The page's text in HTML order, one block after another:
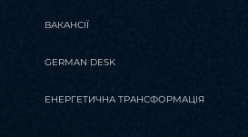
ВАКАНСІЇ
GERMAN DESK
ЕНЕРГЕТИЧНА ТРАНСФОРМАЦІЯ